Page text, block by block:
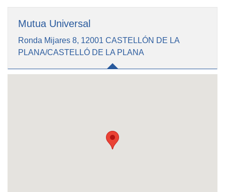
Mutua Universal
Ronda Mijares 8, 12001 CASTELLÓN DE LA
PLANA/CASTELLÓ DE LA PLANA